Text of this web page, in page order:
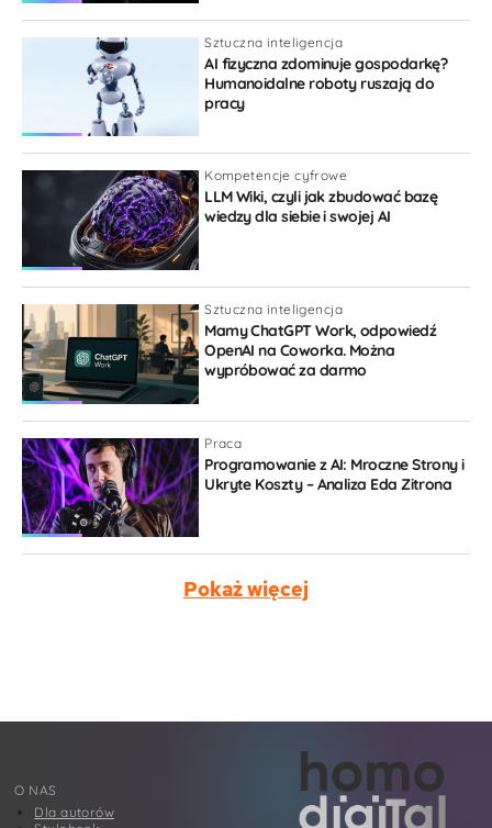
Sztuczna inteligencja
AI fizyczna zdominuje gospodarkę?
Humanoidalne roboty ruszają do
pracy
Kompetencje cyfrowe
LLM Wiki, czyli jak zbudować bazę
wiedzy dla siebie i swojej AI
Sztuczna inteligencja
Mamy ChatGPT Work, odpowiedź
OpenAI na Coworka. Można
wypróbować za darmo
Praca
Programowanie z AI: Mroczne Strony i
Ukryte Koszty – Analiza Eda Zitrona
Pokaż więcej
O NAS
Dla autorów